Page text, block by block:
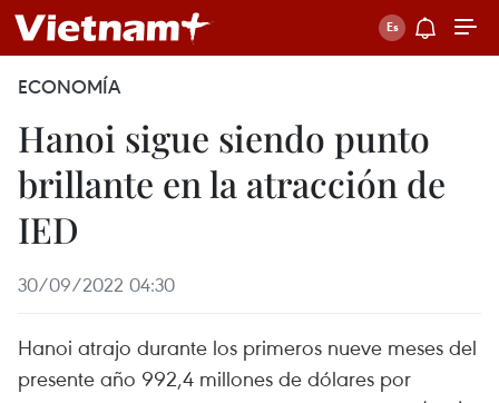
ECONOMÍA
Hanoi sigue siendo punto
brillante en la atracción de
IED
30/09/2022 04:30
Hanoi atrajo durante los primeros nueve meses del
presente año 992,4 millones de dólares por